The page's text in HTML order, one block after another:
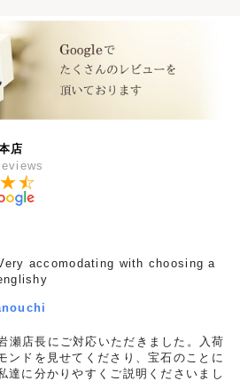
店
★
☆
accomodating with choosing a
瀬店長にご対応いただきました。入荷
ンドを見せてくださり、宝石のことに
達に分かりやすくご説明くださいまし